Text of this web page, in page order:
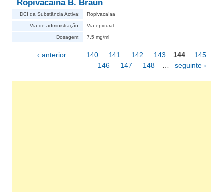
Ropivacaína B. Braun
DCI da Substância Activa: Ropivacaína
Via de administração: Via epidural
Dosagem: 7.5 mg/ml
Páginas‹ anterior 140 141 142 143 144
145
146
147 148 seguinte ›